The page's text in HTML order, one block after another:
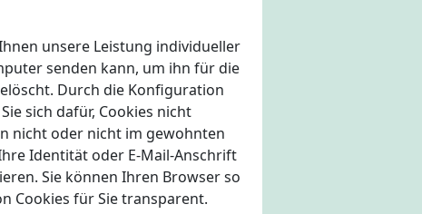
unsere Leistung individueller
senden kann, um ihn für die
Durch die Konfiguration
sich dafür, Cookies nicht
nicht oder nicht im gewohnten
Identität oder E-Mail-Anschrift
Sie können Ihren Browser so
Cookies für Sie transparent.